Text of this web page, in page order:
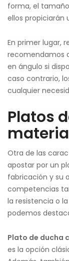
forma, el
ellos propiciarán
En primer lugar,
recomendamos
en ángulo si
caso contrario,
cualquier
Platos
Otra de las
apostar por un
fabricación y su
competencias
la resistencia o
podemos
Plato de ducha
es la opción